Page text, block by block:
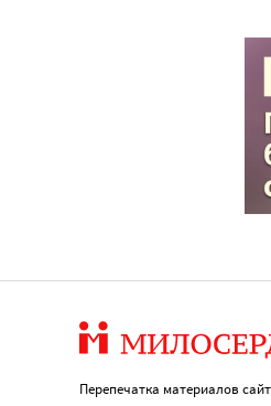
Перепечатка материалов